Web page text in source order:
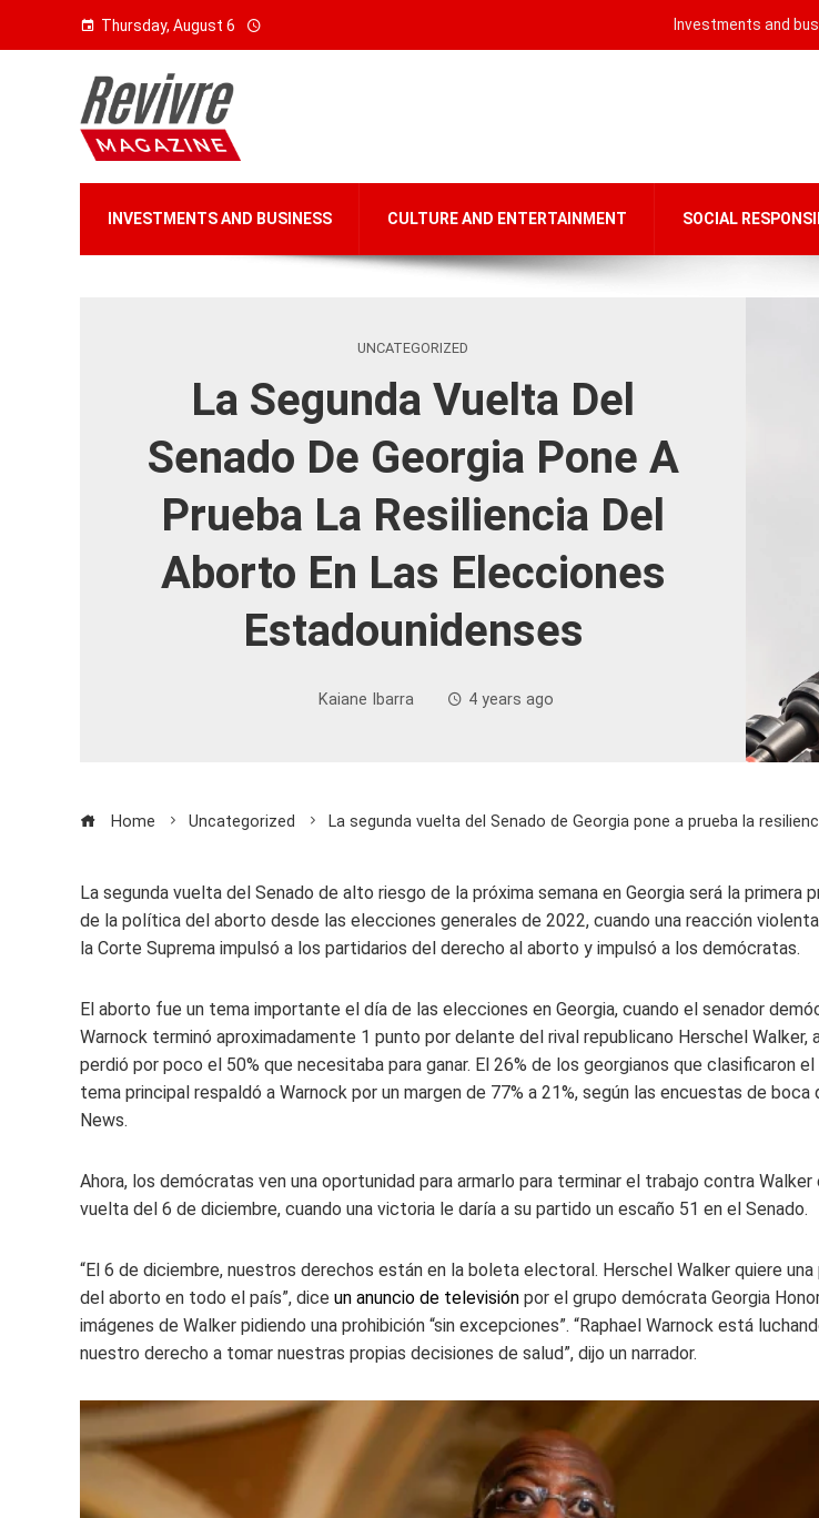
Thursday, August 6 Investments and
INVESTMENTS AND BUSINESS CULTURE AND ENTERTAINMENT SOCIAL
UNCATEGORIZED
La Segunda Vuelta Del
Senado De Georgia Pone A
Prueba La Resiliencia Del
Aborto En Las Elecciones
Estadounidenses
Kaiane Ibarra 4 years ago
Home Uncategorized La segunda vuelta del Senado de Georgia pone a prueba la
La segunda vuelta del Senado de alto riesgo de la próxima semana en Georgia será la primera
de la política del aborto desde las elecciones generales de 2022, cuando una reacción
la Corte Suprema impulsó a los partidarios del derecho al aborto y impulsó a los demócratas.
El aborto fue un tema importante el día de las elecciones en Georgia, cuando el senador
Warnock terminó aproximadamente 1 punto por delante del rival republicano Herschel Walker,
perdió por poco el 50% que necesitaba para ganar. El 26% de los georgianos que clasificaron
tema principal respaldó a Warnock por un margen de 77% a 21%, según las encuestas de boca
News.
Ahora, los demócratas ven una oportunidad para armarlo para terminar el trabajo contra Walker
vuelta del 6 de diciembre, cuando una victoria le daría a su partido un escaño 51 en el Senado.
“El 6 de diciembre, nuestros derechos están en la boleta electoral. Herschel Walker quiere
del aborto en todo el país”, dice un anuncio de televisión por el grupo demócrata Georgia
imágenes de Walker pidiendo una prohibición “sin excepciones”. “Raphael Warnock está
nuestro derecho a tomar nuestras propias decisiones de salud”, dijo un narrador.